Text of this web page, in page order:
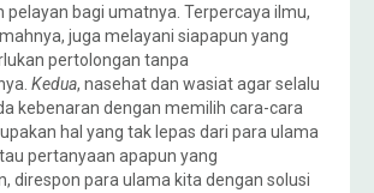
pelayan bagi umatnya. Terpercaya ilmu,
juga melayani siapapun yang
pertolongan tanpa
Kedua, nasehat dan wasiat agar selalu
kebenaran dengan memilih cara-cara
hal yang tak lepas dari para ulama
pertanyaan apapun yang
direspon para ulama kita dengan solusi